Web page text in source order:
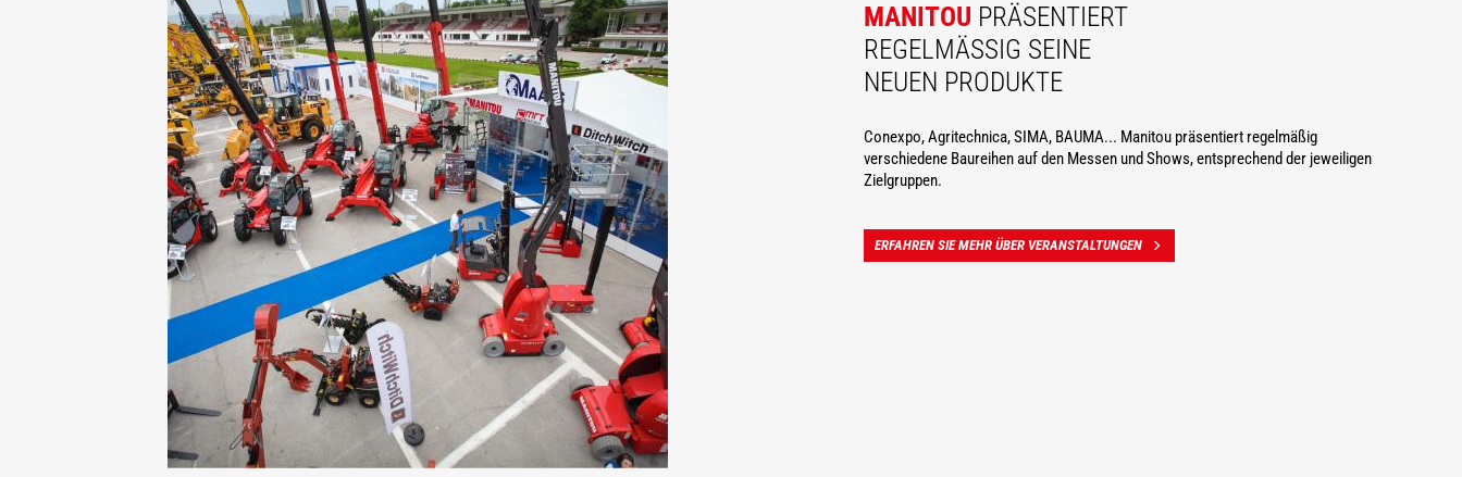
MANITOU PRÄSENTIERT
REGELMÄSSIG SEINE N
EUEN PRODUKTE
Conexpo, Agritechnica, SIMA, BAUMA... Manitou präsentiert regelmäßig
verschiedene Baureihen auf den Messen und Shows, entsprechend der jeweiligen
Zielgruppen.
ERFAHREN SIE MEHR ÜBER VERANSTALTUNGEN